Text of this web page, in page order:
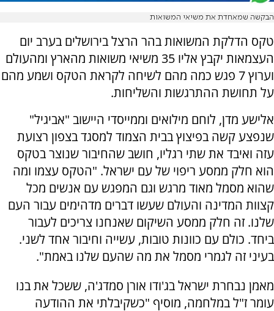
הבקשה שמאחדת את משיאי המשואות
טקס הדלקת המשואות בהר הרצל בירושלים בערב יום
העצמאות יקבץ אליו 35 משיאי משואות מהארץ ומהעולם
וערוץ 7 פגש כמה מהם לשיחה לקראת הטקס ושמע מהם
על תחושת ההתרגשות והשליחות.
אלישע מדן, לוחם מילואים וממייסדי היישוב "אביגיל"
שנפצע קשה בפיצוץ בבית הצמוד למסגד בצפון רצועת
עזה ואיבד את שתי רגליו, חושב שהחיבור שנוצר בטקס
הוא חלק ממסע ריפוי של עם ישראל. "הטקס עצמו ומה
שהוא מסמל מאוד מרגש וגם המפגש עם אנשים מכל
קצוות המדינה והעולם שעשו דברים מדהימים עבור העם
שלנו. זה חלק ממסע השיקום שאנחנו צריכים לעבור
ביחד. כולם עם כוונות טובות, עשייה וחיבור אחד לשני.
בעיני זה לגמרי מסמל את מה שהעם שלנו באמת".
מאמן נבחרת ישראל בג'ודו אורן סמדג'ה, ששכל את בנו
עומר ז"ל במלחמה, מוסיף "כשקיבלתי את ההודעה